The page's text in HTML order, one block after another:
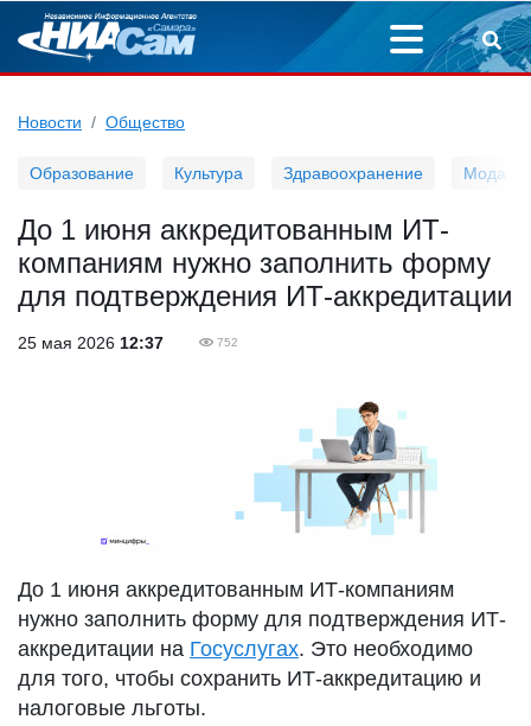
Новости Общество
Образование Культура Здравоохранение Мода
До 1 июня аккредитованным ИТ-
компаниям нужно заполнить форму
для подтверждения ИТ-аккредитации
25 мая 2026 12:37 752
До 1 июня аккредитованным ИТ-компаниям
нужно заполнить форму для подтверждения ИТ-
аккредитации на Госуслугах. Это необходимо
для того, чтобы сохранить ИТ-аккредитацию и
налоговые льготы.